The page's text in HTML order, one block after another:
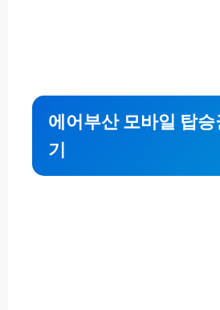
에어부산 모바일 탑
기